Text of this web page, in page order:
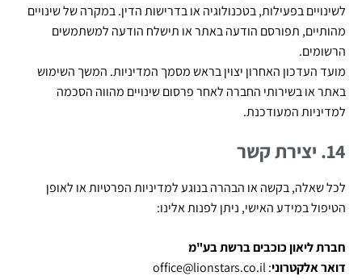
לשינויים בפעילות, בטכנולוגיה או בדרישות הדין. במקרה של שינויים
מהותיים, תפורסם הודעה באתר או תישלח הודעה למשתמשים
הרשומים.
מועד העדכון האחרון יצוין בראש מסמך המדיניות. המשך השימוש
באתר או בשירותי החברה לאחר פרסום שינויים מהווה הסכמה
למדיניות המעודכנת.
14. יצירת קשר
לכל שאלה, בקשה או הבהרה בנוגע למדיניות הפרטיות או לאופן
הטיפול במידע האישי, ניתן לפנות אלינו:
חברת ליאון כוכבים ברשת בע"מ
דואר אלקטרוני:
office@lionstars.co.il